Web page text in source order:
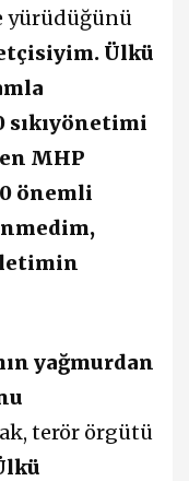
yürüdüğünü
Ülkü
sıkıyönetimi
MHP
önemli
yağmurdan
terör örgütü